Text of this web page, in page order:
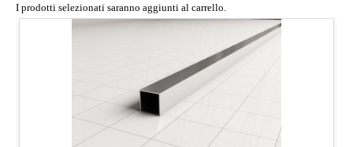
I prodotti selezionati saranno aggiunti al carrello.